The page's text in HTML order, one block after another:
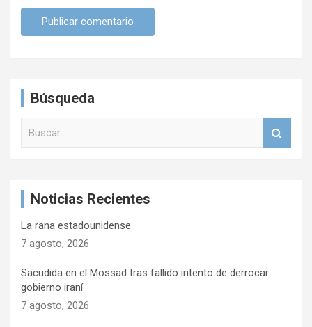
Búsqueda
Noticias Recientes
La rana estadounidense
7 agosto, 2026
Sacudida en el Mossad tras fallido intento de derrocar
gobierno iraní
7 agosto, 2026